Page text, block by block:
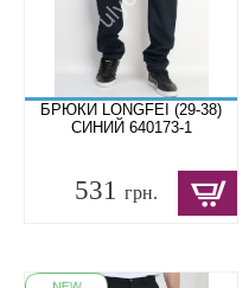
БРЮКИ LONGFEI (29-38)
СИНИЙ 640173-1
531 грн.